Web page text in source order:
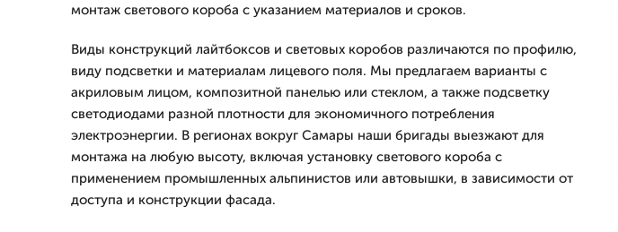
монтаж светового короба с указанием материалов и сроков.
Виды конструкций лайтбоксов и световых коробов различаются по профилю,
виду подсветки и материалам лицевого поля. Мы предлагаем варианты с
акриловым лицом, композитной панелью или стеклом, а также подсветку
светодиодами разной плотности для экономичного потребления
электроэнергии. В регионах вокруг Самары наши бригады выезжают для
монтажа на любую высоту, включая установку светового короба с
применением промышленных альпинистов или автовышки, в зависимости от
доступа и конструкции фасада.